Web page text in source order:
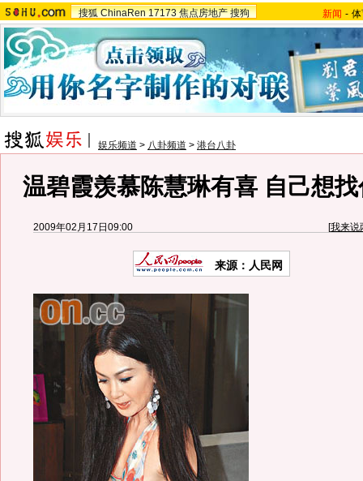
搜狐 ChinaRen 17173 焦点房地产 搜狗 新闻 -
娱乐频道 > 八卦频道 > 港台八卦
温碧霞羡慕陈慧琳有喜 自己想
2009年02月17日09:00 [我来说
来源：人民网